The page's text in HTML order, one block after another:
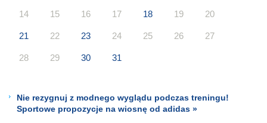
14 15 16 17 18 19 20
21 22 23 24 25 26 27
28 29 30 31
Nie rezygnuj z modnego wyglądu podczas treningu!
Sportowe propozycje na wiosnę od adidas »